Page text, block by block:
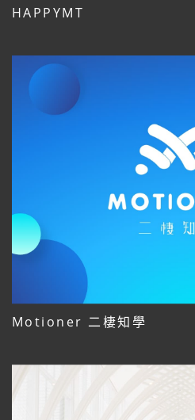
HAPPYMT
Motioner 二棲知學